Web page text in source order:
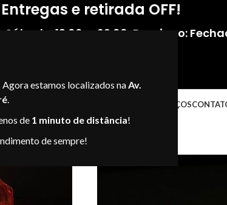
estamos localizados naAv.
.
de 1 minuto de distância!
de sempre!
Entregas e retirada OFF!
13:00 — 22:00 Domingo:
ENDEREÇOS